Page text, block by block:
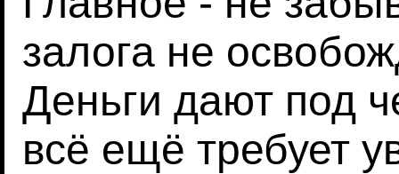
залога не
Деньги дают под
всё ещё требует